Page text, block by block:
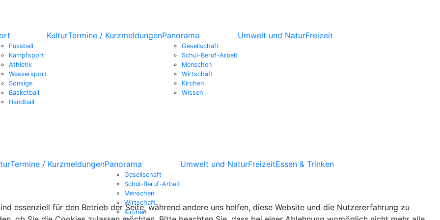
Fussball
Kampfsport
Athletik
Wassersport
Sonsige
Basketball
Handball
KulturTermine / KurzmeldungenPanorama
Gesellschaft
Schul-Beruf-Arbeit
Menschen
Wirtschaft
Kirchen
Wissen
Umwelt und NaturFreizeit
Termine / KurzmeldungenPanorama
Gesellschaft
Schul-Beruf-Arbeit
Menschen
Wirtschaft
Kirchen
Umwelt und NaturFreizeitEssen & Trinken
essenziell für den Betrieb der Seite, während andere uns helfen, diese Website und die Nutzererfahrung zu